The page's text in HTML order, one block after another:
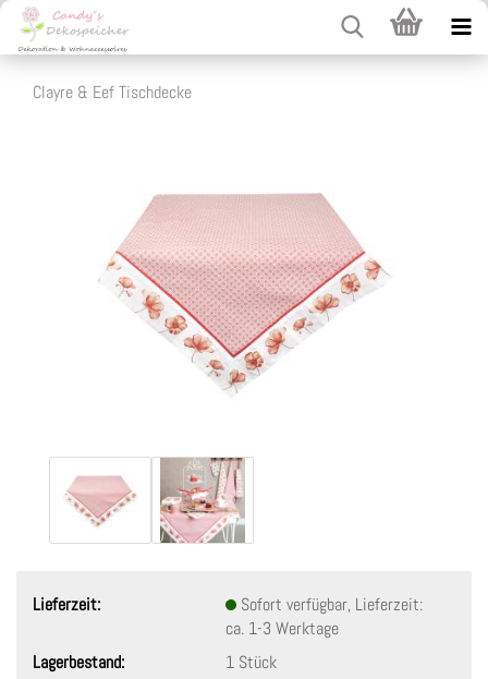
Clayre & Eef Tischdecke
Lieferzeit:
Sofort verfügbar, Lieferzeit:
ca. 1-3 Werktage
Lagerbestand:
1 Stück